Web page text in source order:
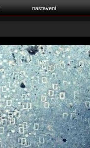
nastavení